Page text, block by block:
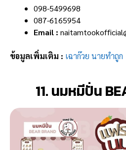
098-5499698
087-6165954
Email :
ข้อมูลเพิ่มเติม : เฉาก๊วย นายทำถูก
11. นมหมีปั่น